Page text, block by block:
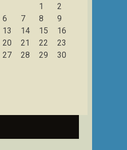
1
2
6 7 8
9
13 14 15
16
20 21 22
23
27 28 29
30